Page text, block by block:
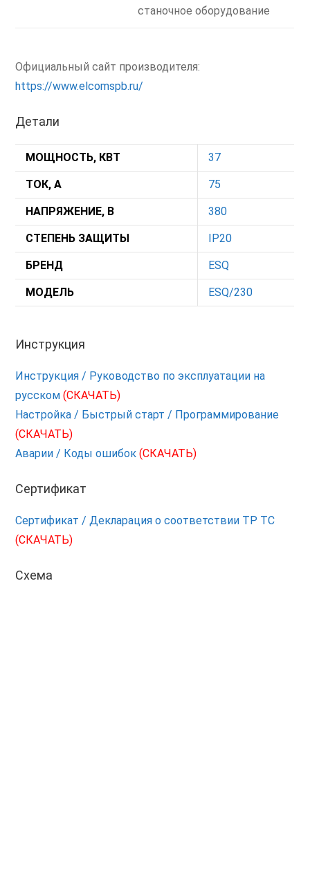
станочное оборудование
Официальный сайт производителя:
https://www.elcomspb.ru/
Детали
МОЩНОСТЬ, КВТ 37
ТОК, А 75
НАПРЯЖЕНИЕ, В 380
СТЕПЕНЬ ЗАЩИТЫ IP20
БРЕНД ESQ
МОДЕЛЬ ESQ/230
Инструкция
Инструкция / Руководство по эксплуатации на
русском(СКАЧАТЬ)
Настройка / Быстрый старт / Программирование
(СКАЧАТЬ)
Аварии / Коды ошибок(СКАЧАТЬ)
Сертификат
Сертификат / Декларация о соответствии ТР ТС
(СКАЧАТЬ)
Схема